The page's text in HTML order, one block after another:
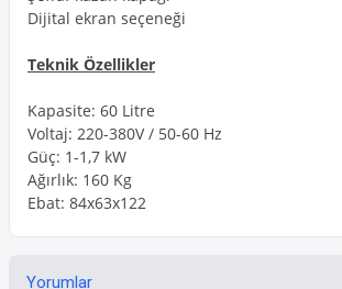
Dijital ekran seçeneği
Teknik Özellikler
Kapasite: 60 Litre
Voltaj: 220-380V / 50-60 Hz
Güç: 1-1,7 kW
Ağırlık: 160 Kg
Ebat: 84x63x122
Yorumlar